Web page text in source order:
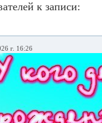
к записи:
г. 16:26